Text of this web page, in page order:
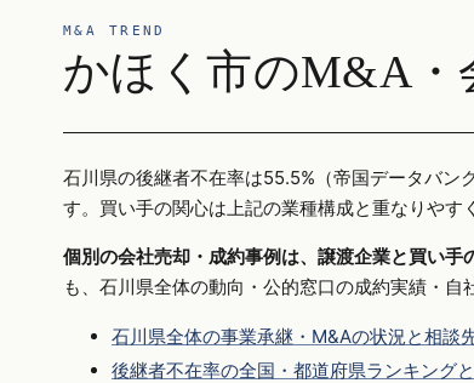
M&A TREND
かほく市のM&A・
石川県の後継者不在率は55.5%（帝国データバン
す。買い手の関心は上記の業種構成と重なりやす
個別の会社売却・成約事例は、譲渡企業と買い手
も、石川県全体の動向・公的窓口の成約実績・自
石川県全体の事業承継・M&Aの状況と相談
後継者不在率の全国・都道府県ランキング